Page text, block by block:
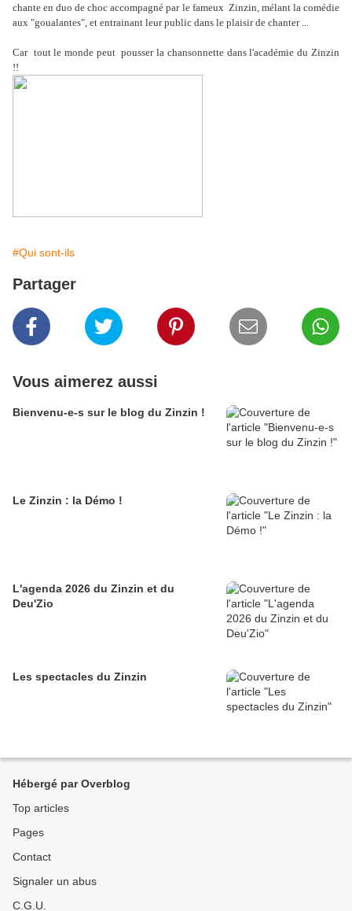
chante en duo de choc accompagné par le fameux Zinzin, mélant la comédie
aux "goualantes", et entrainant leur public dans le plaisir de chanter ...
Car tout le monde peut pousser la chansonnette dans l'académie du Zinzin
!!
#Qui sont-ils
Partager
Vous aimerez aussi
Bienvenu-e-s sur le blog du Zinzin !
Le Zinzin : la Démo !
L'agenda 2026 du Zinzin et du
Deu'Zio
Les spectacles du Zinzin
Hébergé par Overblog
Top articles
Pages
Contact
Signaler un abus
C.G.U.